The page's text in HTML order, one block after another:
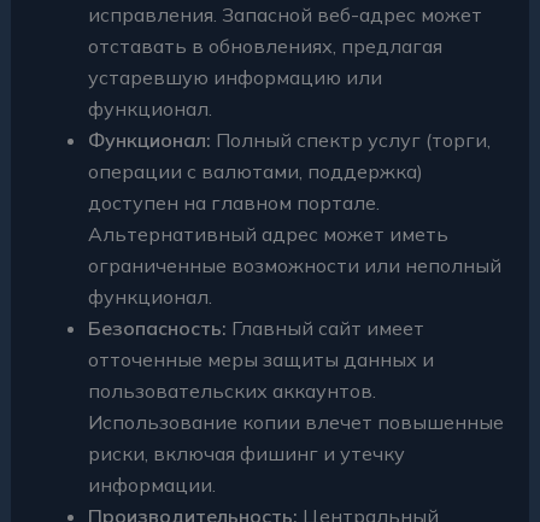
исправления. Запасной веб-адрес может
отставать в обновлениях, предлагая
устаревшую информацию или
функционал.
Функционал: Полный спектр услуг (торги,
операции с валютами, поддержка)
доступен на главном портале.
Альтернативный адрес может иметь
ограниченные возможности или неполный
функционал.
Безопасность: Главный сайт имеет
отточенные меры защиты данных и
пользовательских аккаунтов.
Использование копии влечет повышенные
риски, включая фишинг и утечку
информации.
Производительность: Центральный